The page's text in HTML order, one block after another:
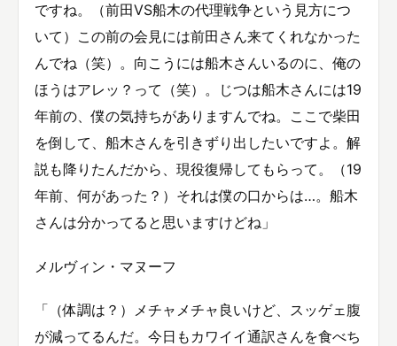
ですね。（前田VS船木の代理戦争という見方につ
いて）この前の会見には前田さん来てくれなかった
んでね（笑）。向こうには船木さんいるのに、俺の
ほうはアレッ？って（笑）。じつは船木さんには19
年前の、僕の気持ちがありますんでね。ここで柴田
を倒して、船木さんを引きずり出したいですよ。解
説も降りたんだから、現役復帰してもらって。（19
年前、何があった？）それは僕の口からは…。船木
さんは分かってると思いますけどね」
メルヴィン・マヌーフ
「（体調は？）メチャメチャ良いけど、スッゲェ腹
が減ってるんだ。今日もカワイイ通訳さんを食べち